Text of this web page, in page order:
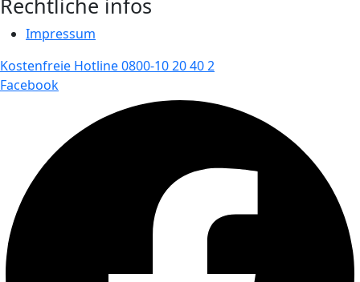
Rechtliche infos
Impressum
Kostenfreie Hotline 0800-10 20 40 2
Facebook